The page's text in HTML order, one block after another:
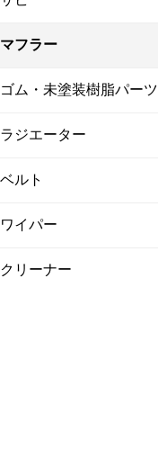
マフラー
ゴム・未塗装樹脂パーツ
ラジエーター
ベルト
ワイパー
クリーナー